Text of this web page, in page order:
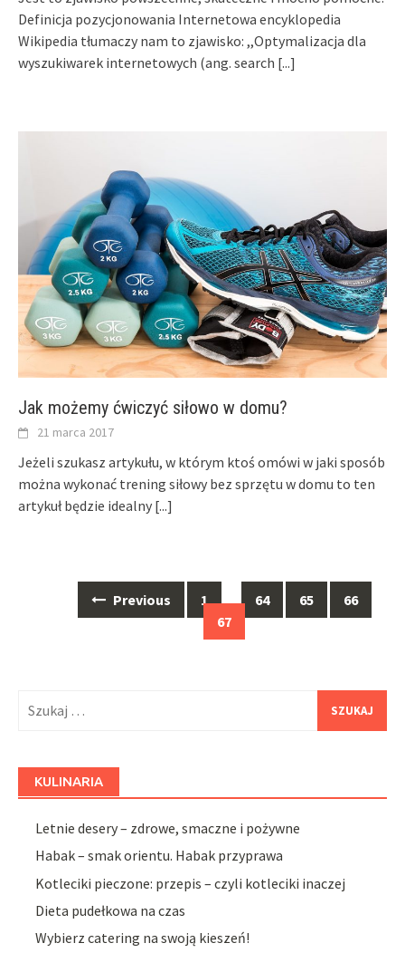
Definicja pozycjonowania Internetowa encyklopedia
Wikipedia tłumaczy nam to zjawisko: ,,Optymalizacja dla
wyszukiwarek internetowych (ang. search [...]
Jak możemy ćwiczyć siłowo w domu?
21 marca 2017
Jeżeli szukasz artykułu, w którym ktoś omówi w jaki sposób
można wykonać trening siłowy bez sprzętu w domu to ten
artykuł będzie idealny [...]
navigation
Previous 1 … 64 65
66
67
KULINARIA
Letnie desery – zdrowe, smaczne i pożywne
Habak – smak orientu. Habak przyprawa
Kotleciki pieczone: przepis – czyli kotleciki inaczej
Dieta pudełkowa na czas
Wybierz catering na swoją kieszeń!